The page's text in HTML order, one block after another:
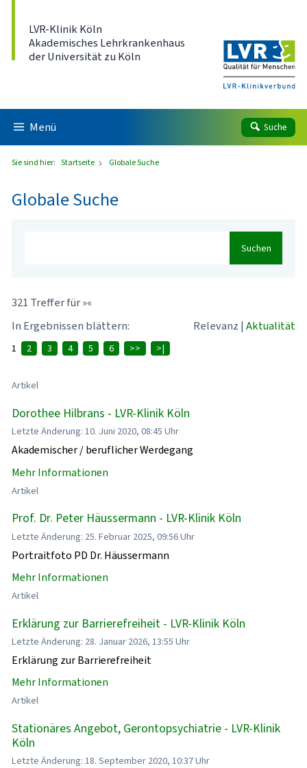
LVR-Klinik Köln
Akademisches Lehrkrankenhaus
der Universität zu Köln
Menü Suche
Sie sind hier: Startseite Globale Suche
Globale Suche
Suchen
321 Treffer für »«
In Ergebnissen blättern:
Relevanz | Aktualität
1 2 3 4 5 6 >> >|
Artikel
Dorothee Hilbrans - LVR-Klinik Köln
Letzte Änderung: 10. Juni 2020, 08:45 Uhr
Akademischer / beruflicher Werdegang
Mehr Informationen
Artikel
Prof. Dr. Peter Häussermann - LVR-Klinik Köln
Letzte Änderung: 25. Februar 2025, 09:56 Uhr
Portraitfoto PD Dr. Häussermann
Mehr Informationen
Artikel
Erklärung zur Barrierefreiheit - LVR-Klinik Köln
Letzte Änderung: 28. Januar 2026, 13:55 Uhr
Erklärung zur Barrierefreiheit
Mehr Informationen
Artikel
Stationäres Angebot, Gerontopsychiatrie - LVR-Klinik
Köln
Letzte Änderung: 18. September 2020, 10:37 Uhr